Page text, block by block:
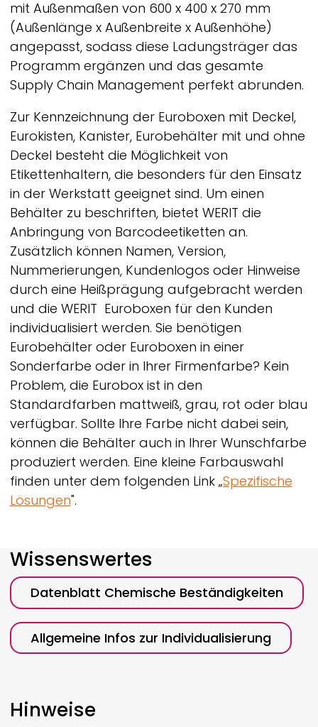
mit Außenmaßen von 600 x 400 x 270 mm
(Außenlänge x Außenbreite x Außenhöhe)
angepasst, sodass diese Ladungsträger das
Programm ergänzen und das gesamte
Supply Chain Management perfekt abrunden.
Zur Kennzeichnung der Euroboxen mit Deckel,
Eurokisten, Kanister, Eurobehälter mit und ohne
Deckel besteht die Möglichkeit von
Etikettenhaltern, die besonders für den Einsatz
in der Werkstatt geeignet sind. Um einen
Behälter zu beschriften, bietet WERIT die
Anbringung von Barcodeetiketten an.
Zusätzlich können Namen, Version,
Nummerierungen, Kundenlogos oder Hinweise
durch eine Heißprägung aufgebracht werden
und die WERIT Euroboxen für den Kunden
individualisiert werden. Sie benötigen
Eurobehälter oder Euroboxen in einer
Sonderfarbe oder in Ihrer Firmenfarbe? Kein
Problem, die Eurobox ist in den
Standardfarben mattweiß, grau, rot oder blau
verfügbar. Sollte Ihre Farbe nicht dabei sein,
können die Behälter auch in Ihrer Wunschfarbe
produziert werden. Eine kleine Farbauswahl
finden unter dem folgenden Link „Spezifische
Lösungen".
Wissenswertes
Datenblatt Chemische Beständigkeiten
Allgemeine Infos zur Individualisierung
Hinweise